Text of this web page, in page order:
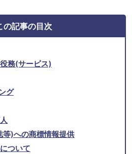
の記事の目次
務(サービス)
グ
等)への商標情報提供
ついて